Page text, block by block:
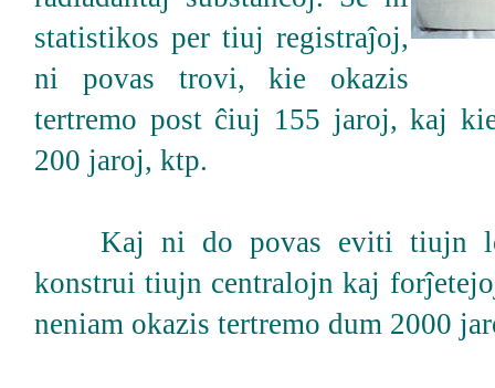
statistikos per tiuj registraĵoj,
ni povas trovi, kie okazis
tertremo post ĉiuj 155 jaroj, kaj
200 jaroj, ktp.
Kaj ni do povas eviti tiujn
konstrui tiujn centralojn kaj
neniam okazis tertremo dum 2000